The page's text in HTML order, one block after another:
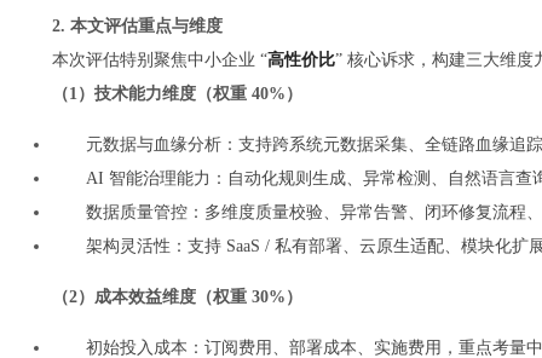
2. 本文评估重点与维度
本次评估特别聚焦中小企业 “高性价比” 核心诉求，构建三大维度
（1）技术能力维度（权重 40%）
元数据与血缘分析：支持跨系统元数据采集、全链路血缘追
AI 智能治理能力：自动化规则生成、异常检测、自然语言查
数据质量管控：多维度质量校验、异常告警、闭环修复流程
架构灵活性：支持 SaaS / 私有部署、云原生适配、模块化扩
（2）成本效益维度（权重 30%）
初始投入成本：订阅费用、部署成本、实施费用，重点考量